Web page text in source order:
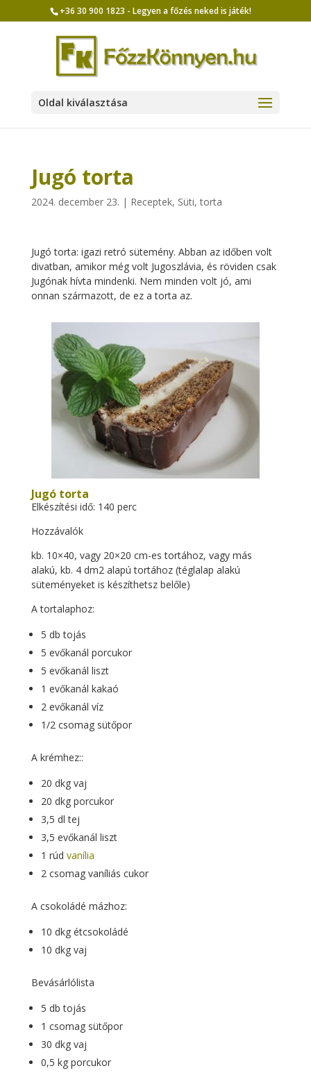
+36 30 900 1823 - Legyen a főzés neked is játék!
Oldal kiválasztása
Jugó torta
2024. december 23. | Receptek, Süti, torta
Jugó torta: igazi retró sütemény. Abban az időben volt
divatban, amikor még volt Jugoszlávia, és röviden csak
Jugónak hívta mindenki. Nem minden volt jó, ami
onnan származott, de ez a torta az.
Jugó torta
Elkészítési idő: 140 perc
Hozzávalók
kb. 10×40, vagy 20×20 cm-es tortához, vagy más
alakú, kb. 4 dm2 alapú tortához (téglalap alakú
süteményeket is készíthetsz belőle)
A tortalaphoz:
5 db tojás
5 evőkanál porcukor
5 evőkanál liszt
1 evőkanál kakaó
2 evőkanál víz
1/2 csomag sütőpor
A krémhez::
20 dkg vaj
20 dkg porcukor
3,5 dl tej
3,5 evőkanál liszt
1 rúd vanília
2 csomag vaníliás cukor
A csokoládé mázhoz:
10 dkg étcsokoládé
10 dkg vaj
Bevásárlólista
5 db tojás
1 csomag sütőpor
30 dkg vaj
0,5 kg porcukor